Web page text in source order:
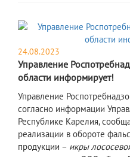
24.08.2023
Управление
области информирует!
Управление
согласно информации
Республике Карелия,
реализации в обороте
продукции – икры